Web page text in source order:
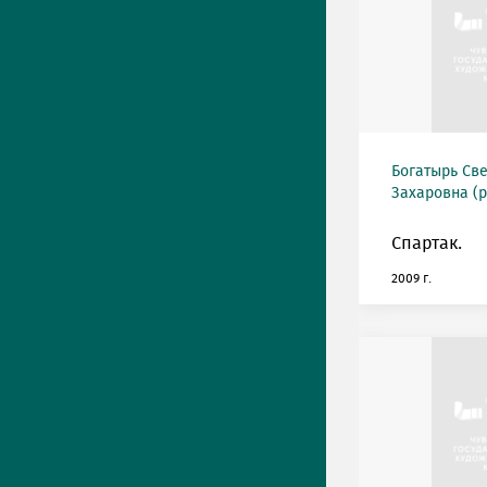
Богатырь
Захаровна
Спартак.
2009 г.